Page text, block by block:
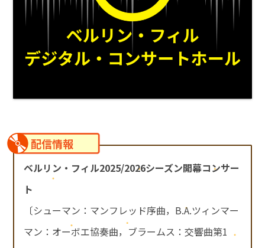
配信情報
ベルリン・フィル2025/2026シーズン開幕コンサー
ト
〔シューマン：マンフレッド序曲，B.A.ツィンマー
マン：オーボエ協奏曲，ブラームス：交響曲第1